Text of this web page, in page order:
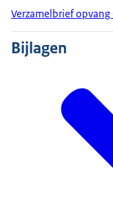
Verzamelbrief
Bijlagen